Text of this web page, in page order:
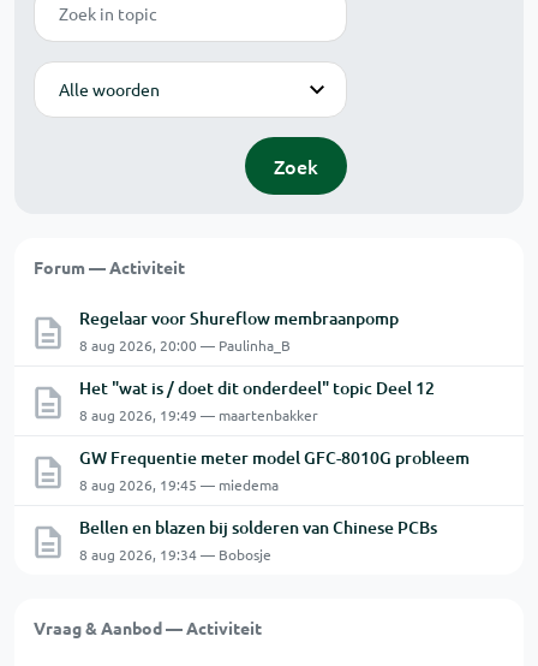
Modus
Zoek
Forum — Activiteit
Regelaar voor Shureflow membraanpomp
8 aug 2026, 20:00 — Paulinha_B
Het "wat is / doet dit onderdeel" topic Deel 12
8 aug 2026, 19:49 — maartenbakker
GW Frequentie meter model GFC-8010G probleem
8 aug 2026, 19:45 — miedema
Bellen en blazen bij solderen van Chinese PCBs
8 aug 2026, 19:34 — Bobosje
Vraag & Aanbod — Activiteit